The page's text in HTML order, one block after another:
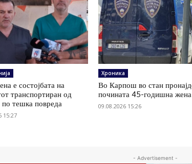
е состојбата на
транспортиран од
по тешка повреда
15:27
Хроника
Во Карпош во стан
почината 45-годишна жена
09.08.2026 15:26
- Advertisement -